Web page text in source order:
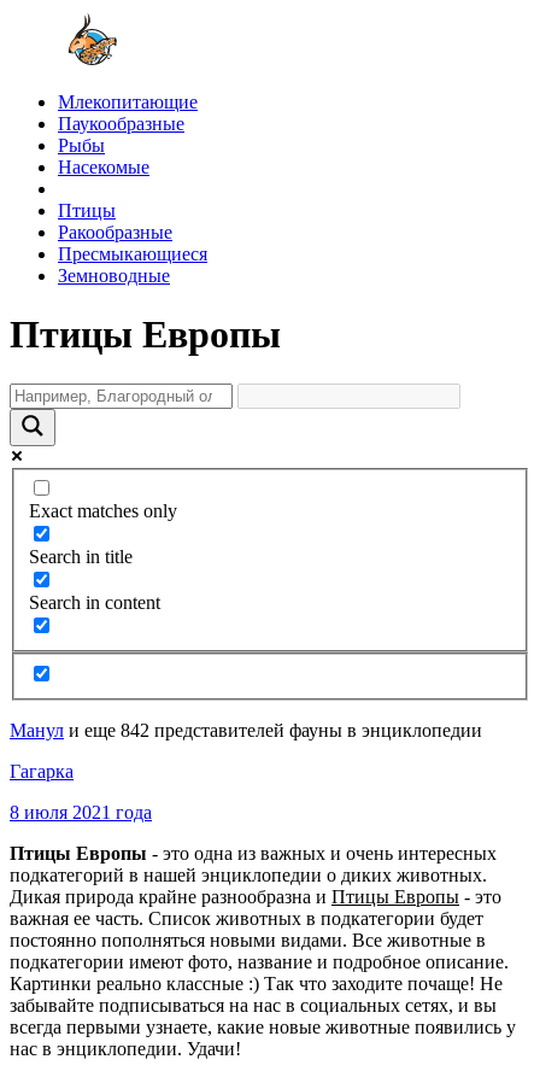
Млекопитающие
Паукообразные
Рыбы
Насекомые
Птицы
Ракообразные
Пресмыкающиеся
Земноводные
Птицы Европы
Exact matches only
Search in title
Search in content
Манул и еще 842 представителей фауны в энциклопедии
Гагарка
8 июля 2021 года
Птицы Европы - это одна из важных и очень интересных
подкатегорий в нашей энциклопедии о диких животных.
Дикая природа крайне разнообразна и Птицы Европы - это
важная ее часть. Список животных в подкатегории будет
постоянно пополняться новыми видами. Все животные в
подкатегории имеют фото, название и подробное описание.
Картинки реально классные :) Так что заходите почаще! Не
забывайте подписываться на нас в социальных сетях, и вы
всегда первыми узнаете, какие новые животные появились у
нас в энциклопедии. Удачи!